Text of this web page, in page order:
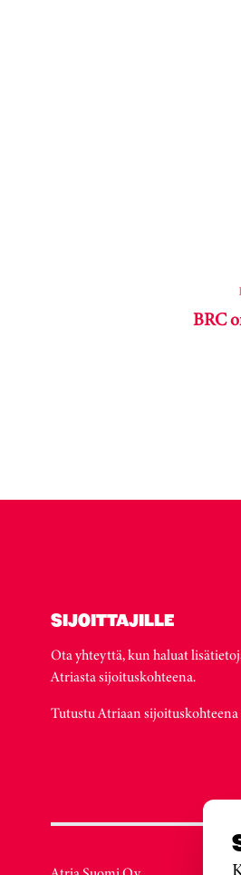
Ohita
BRC
SIJOITTAJILLE
Ota yhteyttä, kun haluat
Atriasta sijoituskohteena.
Tutustu Atriaan sijoituskohteena